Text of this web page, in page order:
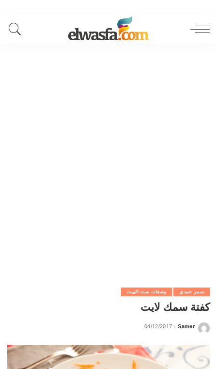
سمر حمدي وصفات ست البيت
كفتة سمك لايت
Posted
Samer
04/12/2017